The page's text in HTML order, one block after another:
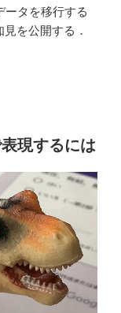
タを移行する
を公開する．
現するには